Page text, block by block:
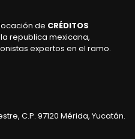
de CRÉDITOS
republica mexicana,
expertos en el ramo.
C.P. 97120 Mérida, Yucatán.